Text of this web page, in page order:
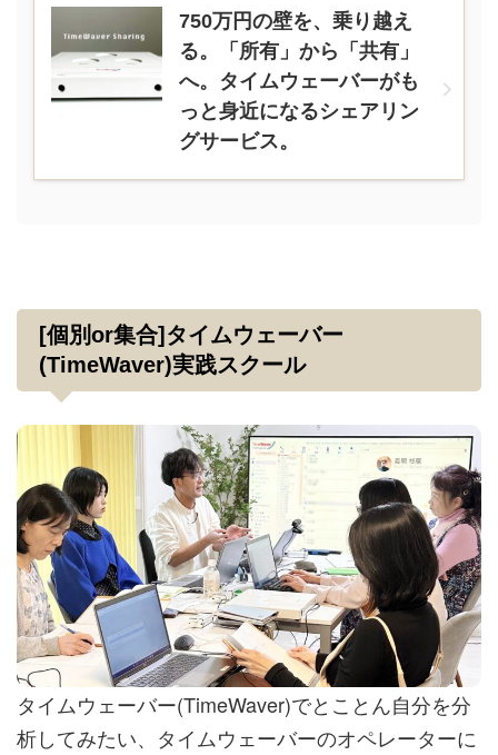
750万円の壁を、乗り越え
る。「所有」から「共有」
へ。タイムウェーバーがも
っと身近になるシェアリン
グサービス。
[個別or集合]タイムウェーバー
(TimeWaver)実践スクール
タイムウェーバー(TimeWaver)でとことん自分を分
析してみたい、タイムウェーバーのオペレーターに